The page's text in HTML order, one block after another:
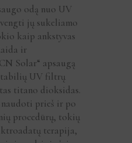
odą nuo UV
jų sukeliamo
kaip ankstyvas
ir
Solar“ apsaugą
UV filtrų
titano dioksidas.
prieš ir po
procedūrų, tokių
terapija,